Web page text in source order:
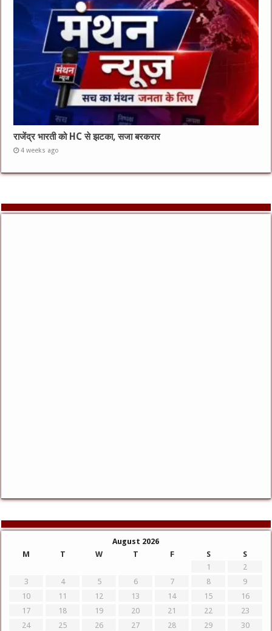
राजेंद्र भारती को HC से झटका, सजा बरकरार
4 weeks ago
August 2026
M
T W T F S
S
1
2
3
4 5 6 7 8
9
10
11 12 13 14 15
16
17
18 19 20 21 22
23
24
25 26 27 28 29
30